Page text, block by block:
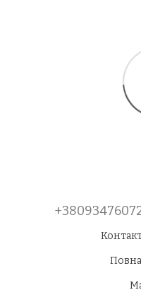
Повна